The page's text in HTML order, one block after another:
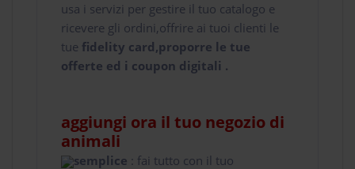
usa i servizi per gestire il tuo catalogo e
ricevere gli ordini,offrire ai tuoi clienti le
tue fidelity card,proporre le tue
offerte ed i coupon digitali .
aggiungi ora il tuo negozio di
animali
semplice : fai tutto con il tuo